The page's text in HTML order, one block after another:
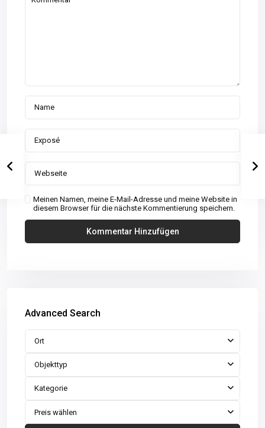
Meinen Namen, meine E-Mail-Adresse und meine Website in
diesem Browser für die nächste Kommentierung speichern.
Advanced Search
Ort
Objekttyp
Kategorie
Preis wählen